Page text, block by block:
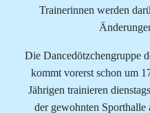
Trainerinnen werden
Die Dancedötzchengruppe
kommt vorerst schon um
Jährigen trainieren
der gewohnten Sporthalle